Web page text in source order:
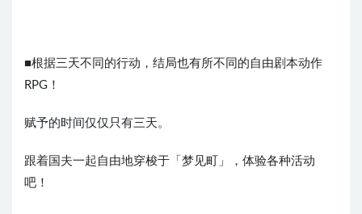
■根据三天不同的行动，结局也有所不同的自由剧本动作
RPG！
赋予的时间仅仅只有三天。
跟着国夫一起自由地穿梭于「梦见町」，体验各种活动
吧！